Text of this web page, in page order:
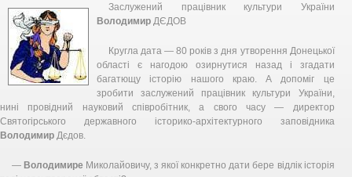
Заслужений працівник культури України
Володимир ДЄДОВ
Кругла дата — 80 років з дня утворення Донецької
області є нагодою озирнутися назад і згадати
багатющу історію нашого краю. А допоміг це
зробити заслужений працівник культури України,
нині провідний науковий співробітник, а свого часу — директор
Святогірського державного історико-архітектурного заповідника
Володимир Дєдов.
— Володимире Миколайовичу, з якої конкретно дати бере відлік історія